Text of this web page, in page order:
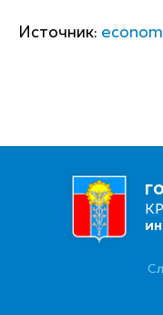
Источник: